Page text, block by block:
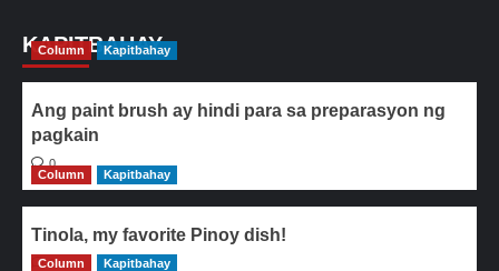
KAPITBAHAY
Column Kapitbahay
Ang paint brush ay hindi para sa preparasyon ng
pagkain
0
Column
Kapitbahay
Tinola, my favorite Pinoy dish!
0
Column Kapitbahay